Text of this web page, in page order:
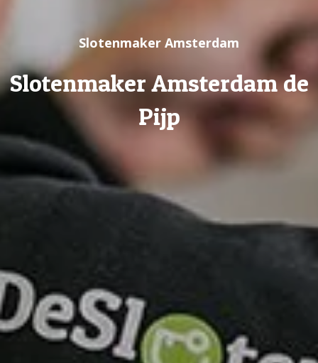
Slotenmaker Amsterdam
Slotenmaker Amsterdam de
Pijp